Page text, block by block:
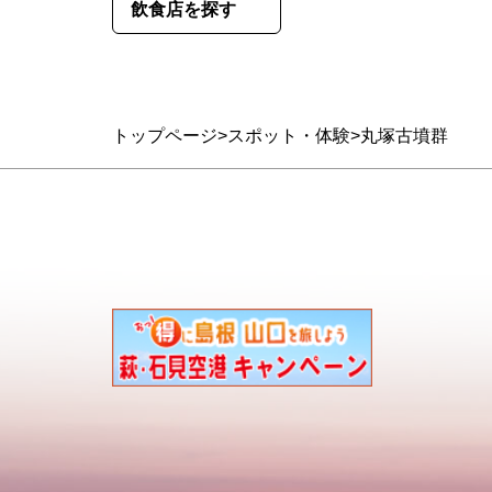
トップページ スポット・体験 丸塚古墳群
飲食店を探す